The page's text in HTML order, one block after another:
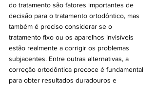
do tratamento são fatores importantes de
decisão para o tratamento ortodôntico, mas
também é preciso considerar se o
tratamento fixo ou os aparelhos invisíveis
estão realmente a corrigir os problemas
subjacentes. Entre outras alternativas, a
correção ortodôntica precoce é fundamental
para obter resultados duradouros e